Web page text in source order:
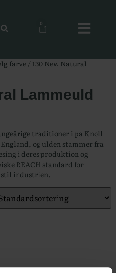
0
farve / 130 New Natural
Lammeuld
traditioner i på Knoll
og ulden stammer fra
i deres produktion og
REACH standard for
industrien.